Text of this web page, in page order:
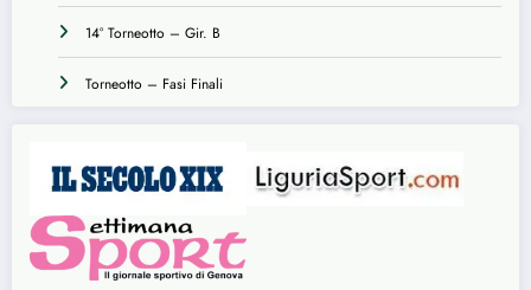
14° Torneotto – Gir. B
Torneotto – Fasi Finali